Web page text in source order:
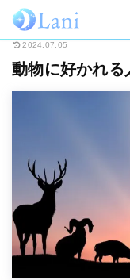
ホーム スピリチュアル
2024.07.05
動物に好かれる